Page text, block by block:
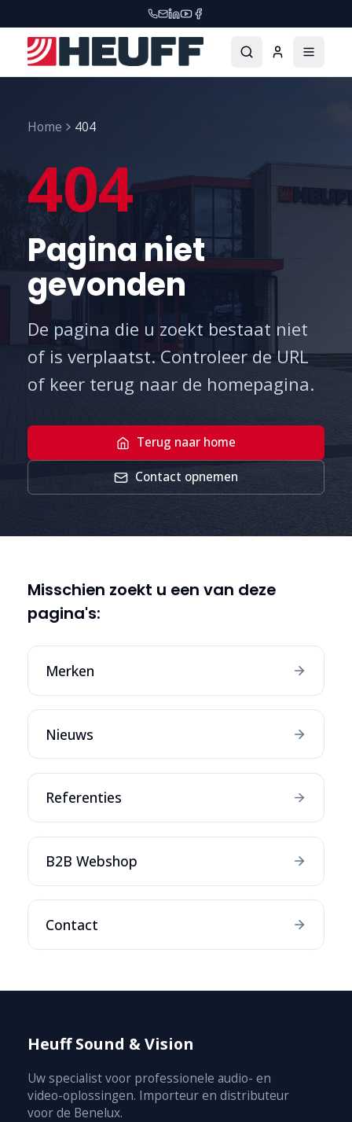
Home 404
404
Pagina niet
gevonden
De pagina die u zoekt bestaat niet
of is verplaatst. Controleer de URL
of keer terug naar de homepagina.
Terug naar home
Contact opnemen
Misschien zoekt u een van deze
pagina's:
Merken
Nieuws
Referenties
B2B Webshop
Contact
Heuff Sound & Vision
Uw specialist voor professionele audio- en
video-oplossingen. Importeur en distributeur
voor de Benelux.